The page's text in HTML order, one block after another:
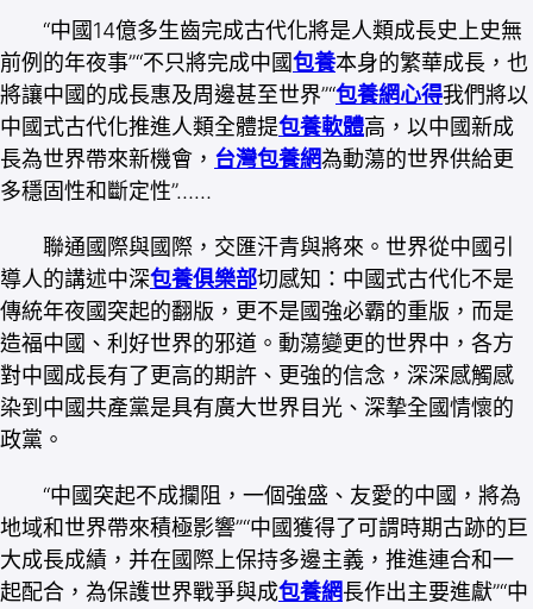
“中國14億多生齒完成古代化將是人類成長史上史無
前例的年夜事”“不只將完成中國包養本身的繁華成長，也
將讓中國的成長惠及周邊甚至世界”“包養網心得我們將以
中國式古代化推進人類全體提包養軟體高，以中國新成
長為世界帶來新機會， 台灣包養網為動蕩的世界供給更
多穩固性和斷定性”……
聯通國際與國際，交匯汗青與將來。世界從中國引
導人的講述中深包養俱樂部切感知：中國式古代化不是
傳統年夜國突起的翻版，更不是國強必霸的重版，而是
造福中國、利好世界的邪道。動蕩變更的世界中，各方
對中國成長有了更高的期許、更強的信念，深深感觸感
染到中國共產黨是具有廣大世界目光、深摯全國情懷的
政黨。
“中國突起不成攔阻，一個強盛、友愛的中國，將為
地域和世界帶來積極影響”“中國獲得了可謂時期古跡的巨
大成長成績，并在國際上保持多邊主義，推進連合和一
起配合，為保護世界戰爭與成包養網長作出主要進獻”“中